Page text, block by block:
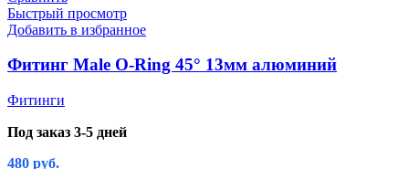
Быстрый просмотр
Добавить в избранное
Фитинг Male O-Ring 45° 13мм алюминий
Фитинги
Под заказ 3-5 дней
480 руб.